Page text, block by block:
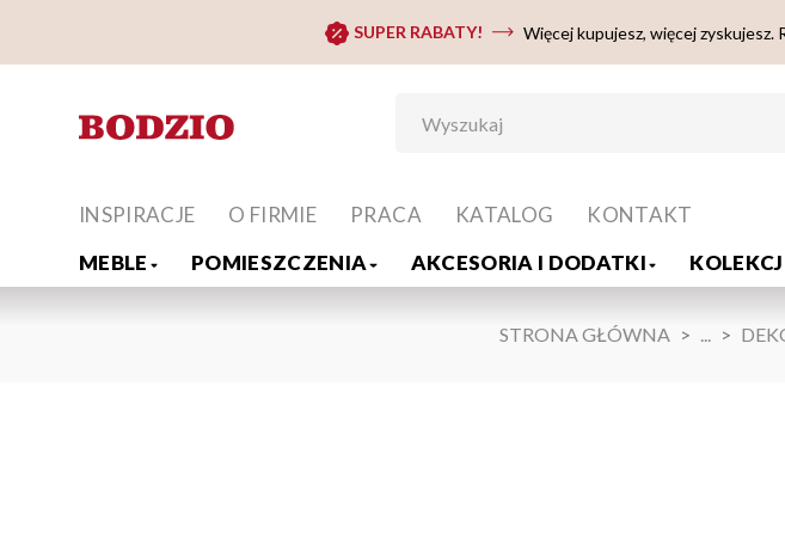
SUPER RABATY! Więcej kupujesz, więcej zyskujesz.
MEBLE POMIESZCZENIA AKCESORIA I DODATKI
INSPIRACJE O FIRMIE PRACA KATALOG KONTAKT
STRONA GŁÓWNA ...